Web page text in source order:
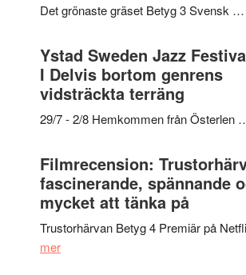
och
Det grönaste gräset Betyg 3 Svensk …
Ystad Sweden Jazz
I Delvis bortom genrens
vidsträckta terräng
29/7 - 2/8 Hemkommen från Österlen
Filmrecension:
fascinerande, spännande
mycket att tänka på
Trustorhärvan Betyg 4 Premiär på
merom